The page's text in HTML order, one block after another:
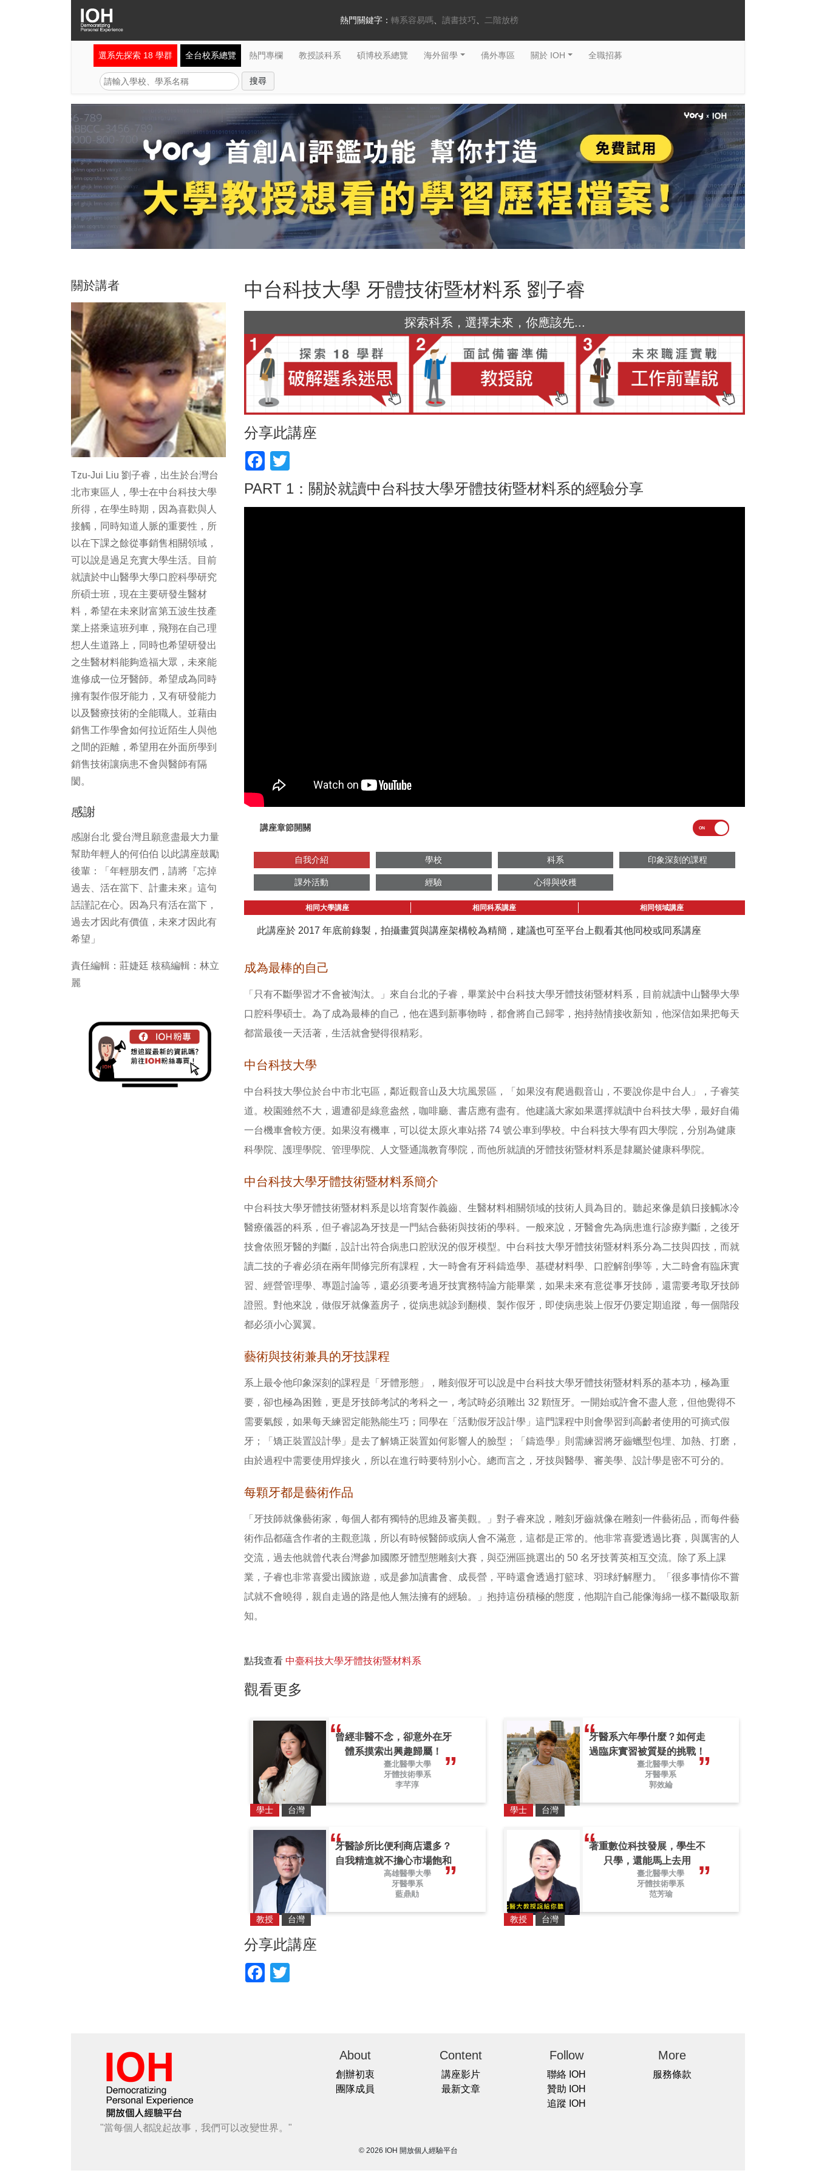
熱門關鍵字： 轉系容易嗎 讀書技巧 二階放榜
選系先探索 18 學群 全台校系總覽 熱門專欄 教授談科系 碩博校系總覽 海外留學 僑外專區 關於 IOH 全職招募
關於講者
Tzu-Jui Liu 劉子睿，出生於台灣台
北市東區人，學士在中台科技大學
所得，在學生時期，因為喜歡與人
接觸，同時知道人脈的重要性，所
以在下課之餘從事銷售相關領域，
可以說是過足充實大學生活。目前
就讀於中山醫學大學口腔科學研究
所碩士班，現在主要研發生醫材
料，希望在未來財富第五波生技產
業上搭乘這班列車，飛翔在自己理
想人生道路上，同時也希望研發出
之生醫材料能夠造福大眾，未來能
進修成一位牙醫師。希望成為同時
擁有製作假牙能力，又有研發能力
以及醫療技術的全能職人。並藉由
銷售工作學會如何拉近陌生人與他
之間的距離，希望用在外面所學到
銷售技術讓病患不會與醫師有隔
閡。
感謝
感謝台北 愛台灣且願意盡最大力量
幫助年輕人的何伯伯 以此講座鼓勵
後輩：「年輕朋友們，請將『忘掉
過去、活在當下、計畫未來』這句
話謹記在心。因為只有活在當下，
過去才因此有價值，未來才因此有
希望」
責任編輯：莊婕廷 核稿編輯：林立
麗
中台科技大學 牙體技術暨材料系 劉子睿
探索科系，選擇未來，你應該先...
分享此講座
Facebook
PART 1：關於就讀中台科技大學牙體技術暨材料系的經驗分享
講座章節開關
自我介紹 學校 科系 印象深刻的課程
課外活動 經驗 心得與收穫
相同大學講座 相同科系講座 相同領域講座
此講座於 2017 年底前錄製，拍攝畫質與講座架構較為精簡，建議也可至平台上觀看其他同校或同系講座
成為最棒的自己
「只有不斷學習才不會被淘汰。」來自台北的子睿，畢業於中台科技大學牙體技術暨材料系，目前就讀中山醫學大學
口腔科學碩士。為了成為最棒的自己，他在遇到新事物時，都會將自己歸零，抱持熱情接收新知，他深信如果把每天
都當最後一天活著，生活就會變得很精彩。
中台科技大學
中台科技大學位於台中市北屯區，鄰近觀音山及大坑風景區，「如果沒有爬過觀音山，不要說你是中台人」，子睿笑
道。校園雖然不大，週遭卻是綠意盎然，咖啡廳、書店應有盡有。他建議大家如果選擇就讀中台科技大學，最好自備
一台機車會較方便。如果沒有機車，可以從太原火車站搭 74 號公車到學校。中台科技大學有四大學院，分別為健康
科學院、護理學院、管理學院、人文暨通識教育學院，而他所就讀的牙體技術暨材料系是隸屬於健康科學院。
中台科技大學牙體技術暨材料系簡介
中台科技大學牙體技術暨材料系是以培育製作義齒、生醫材料相關領域的技術人員為目的。聽起來像是鎮日接觸冰冷
醫療儀器的科系，但子睿認為牙技是一門結合藝術與技術的學科。一般來說，牙醫會先為病患進行診療判斷，之後牙
技會依照牙醫的判斷，設計出符合病患口腔狀況的假牙模型。中台科技大學牙體技術暨材料系分為二技與四技，而就
讀二技的子睿必須在兩年間修完所有課程，大一時會有牙科鑄造學、基礎材料學、口腔解剖學等，大二時會有臨床實
習、經營管理學、專題討論等，還必須要考過牙技實務特論方能畢業，如果未來有意從事牙技師，還需要考取牙技師
證照。對他來說，做假牙就像蓋房子，從病患就診到翻模、製作假牙，即使病患裝上假牙仍要定期追蹤，每一個階段
都必須小心翼翼。
藝術與技術兼具的牙技課程
系上最令他印象深刻的課程是「牙體形態」，雕刻假牙可以說是中台科技大學牙體技術暨材料系的基本功，極為重
要，卻也極為困難，更是牙技師考試的考科之一，考試時必須雕出 32 顆恆牙。一開始或許會不盡人意，但他覺得不
需要氣餒，如果每天練習定能熟能生巧；同學在「活動假牙設計學」這門課程中則會學習到高齡者使用的可摘式假
牙；「矯正裝置設計學」是去了解矯正裝置如何影響人的臉型；「鑄造學」則需練習將牙齒蠟型包埋、加熱、打磨，
由於過程中需要使用焊接火，所以在進行時要特別小心。總而言之，牙技與醫學、審美學、設計學是密不可分的。
每顆牙都是藝術作品
「牙技師就像藝術家，每個人都有獨特的思維及審美觀。」對子睿來說，雕刻牙齒就像在雕刻一件藝術品，而每件藝
術作品都蘊含作者的主觀意識，所以有時候醫師或病人會不滿意，這都是正常的。他非常喜愛透過比賽，與厲害的人
交流，過去他就曾代表台灣參加國際牙體型態雕刻大賽，與亞洲區挑選出的 50 名牙技菁英相互交流。除了系上課
業，子睿也非常喜愛出國旅遊，或是參加讀書會、成長營，平時還會透過打籃球、羽球紓解壓力。「很多事情你不嘗
試就不會曉得，親自走過的路是他人無法擁有的經驗。」抱持這份積極的態度，他期許自己能像海綿一樣不斷吸取新
知。
點我查看 中臺科技大學牙體技術暨材料系
觀看更多
曾經非醫不念，卻意外在牙
體系摸索出興趣歸屬！
臺北醫學大學
牙體技術學系
李芊淳
學士 台灣
牙醫系六年學什麼？如何走
過臨床實習被質疑的挑戰！
臺北醫學大學
牙醫學系
郭效綸
學士 台灣
牙醫診所比便利商店還多？
自我精進就不擔心市場飽和
高雄醫學大學
牙醫學系
藍鼎勛
教授 台灣
著重數位科技發展，學生不
只學，還能馬上去用
臺北醫學大學
牙體技術學系
范芳瑜
教授 台灣
分享此講座
Facebook
"當每個人都說起故事，我們可以改變世界。"
About
創辦初衷
團隊成員
Content
講座影片
最新文章
Follow
聯絡 IOH
贊助 IOH
追蹤 IOH
More
服務條款
© 2026 IOH 開放個人經驗平台